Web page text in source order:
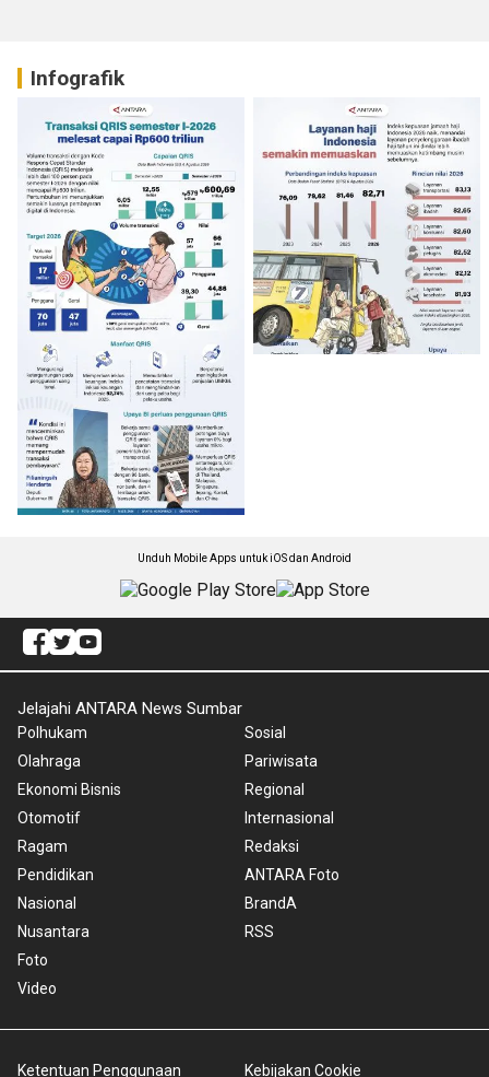
Infografik
Unduh Mobile Apps untuk iOS dan Android
Jelajahi ANTARA News Sumbar
Polhukam
Olahraga
Ekonomi Bisnis
Otomotif
Ragam
Pendidikan
Nasional
Nusantara
Foto
Video
Sosial
Pariwisata
Regional
Internasional
Redaksi
ANTARA Foto
BrandA
RSS
Ketentuan Penggunaan Kebijakan Cookie